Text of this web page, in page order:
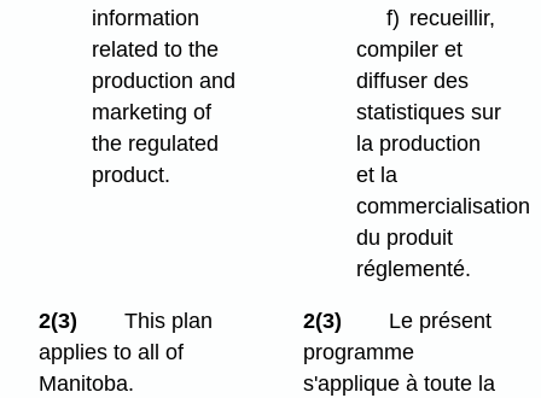
information
related to the
production and
marketing of
the regulated
product.
f) recueillir,
compiler et
diffuser des
statistiques sur
la production
et la
commercialisation
du produit
réglementé.
2(3)
This plan
applies to all of
Manitoba.
2(3)
Le présent
programme
s'applique à toute la